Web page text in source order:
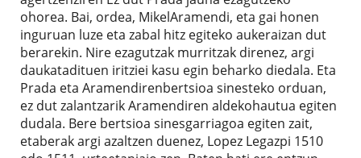
ohorea. Bai, ordea, MikelAramendi, eta gai honen
inguruan luze eta zabal hitz egiteko aukeraizan dut
berarekin. Nire ezagutzak murritzak direnez, argi
daukatadituen iritziei kasu egin beharko diedala. Eta
Prada eta Aramendirenbertsioa sinesteko orduan,
ez dut zalantzarik Aramendiren aldekohautua egiten
dudala. Bere bertsioa sinesgarriagoa egiten zait,
etaberak argi azaltzen duenez, Lopez Legazpi 1510